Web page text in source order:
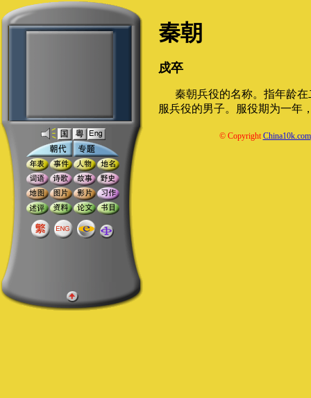
秦朝
戍卒
秦朝兵役的名称。指年龄
服兵役的男子。服役期为一年
© CopyrightChina10k.com